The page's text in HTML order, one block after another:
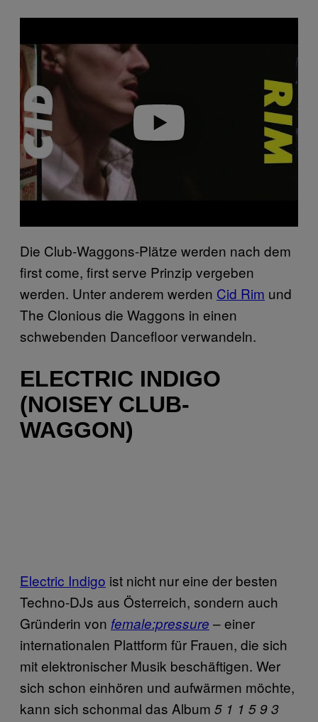
a
i
d
e
o
Die Club-Waggons-Plätze werden nach dem
first come, first serve Prinzip vergeben
werden. Unter anderem werden Cid Rim und
The Clonious die Waggons in einen
schwebenden Dancefloor verwandeln.
ELECTRIC INDIGO
(NOISEY CLUB-
WAGGON)
Electric Indigo ist nicht nur eine der besten
Techno-DJs aus Österreich, sondern auch
Gründerin von female:pressure – einer
internationalen Plattform für Frauen, die sich
mit elektronischer Musik beschäftigen. Wer
sich schon einhören und aufwärmen möchte,
kann sich schonmal das Album 5 1 1 5 9 3